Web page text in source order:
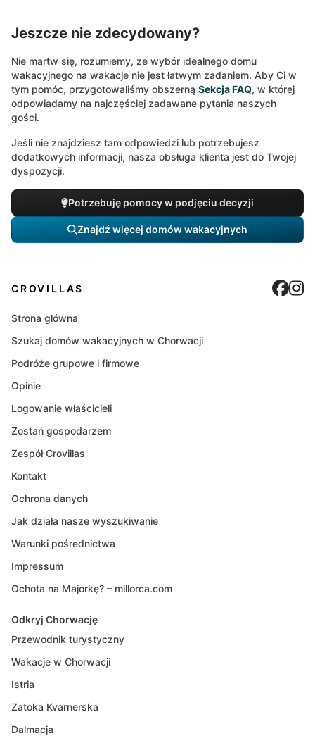
Jeszcze nie zdecydowany?
Nie martw się, rozumiemy, że wybór idealnego domu
wakacyjnego na wakacje nie jest łatwym zadaniem. Aby Ci w
tym pomóc, przygotowaliśmy obszerną Sekcja FAQ, w której
odpowiadamy na najczęściej zadawane pytania naszych
gości.
Jeśli nie znajdziesz tam odpowiedzi lub potrzebujesz
dodatkowych informacji, nasza obsługa klienta jest do Twojej
dyspozycji.
Potrzebuję pomocy w podjęciu decyzji
Znajdź więcej domów wakacyjnych
CROVILLAS
Strona główna
Szukaj domów wakacyjnych w Chorwacji
Podróże grupowe i firmowe
Opinie
Logowanie właścicieli
Zostań gospodarzem
Zespół Crovillas
Kontakt
Ochrona danych
Jak działa nasze wyszukiwanie
Warunki pośrednictwa
Impressum
Ochota na Majorkę? – millorca.com
Odkryj Chorwację
Przewodnik turystyczny
Wakacje w Chorwacji
Istria
Zatoka Kvarnerska
Dalmacja